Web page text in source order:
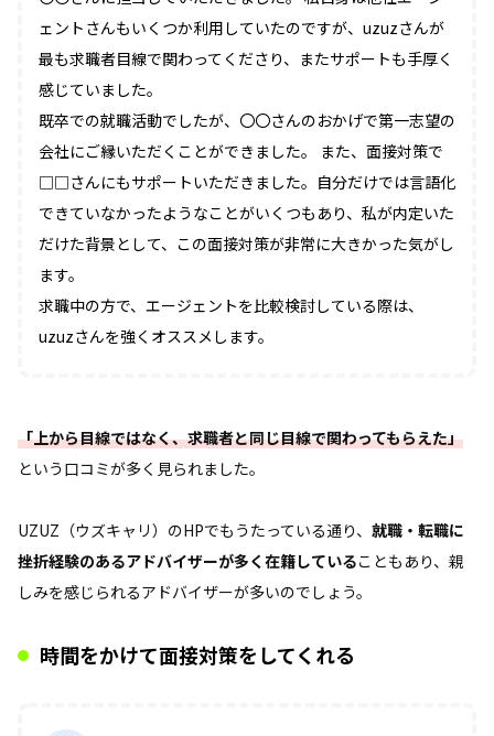
ェントさんもいくつか利用していたのですが、uzuzさんが
最も求職者目線で関わってくださり、またサポートも手厚く
感じていました。
既卒での就職活動でしたが、〇〇さんのおかげで第一志望の
会社にご縁いただくことができました。 また、面接対策で
□□さんにもサポートいただきました。自分だけでは言語化
できていなかったようなことがいくつもあり、私が内定いた
だけた背景として、この面接対策が非常に大きかった気がし
ます。
求職中の方で、エージェントを比較検討している際は、
uzuzさんを強くオススメします。
「上から目線ではなく、求職者と同じ目線で関わってもらえた」
という口コミが多く見られました。
UZUZ（ウズキャリ）のHPでもうたっている通り、 就職・転職に
挫折経験のあるアドバイザーが多く在籍していることもあり、親
しみを感じられるアドバイザーが多いのでしょう。
時間をかけて面接対策をしてくれる